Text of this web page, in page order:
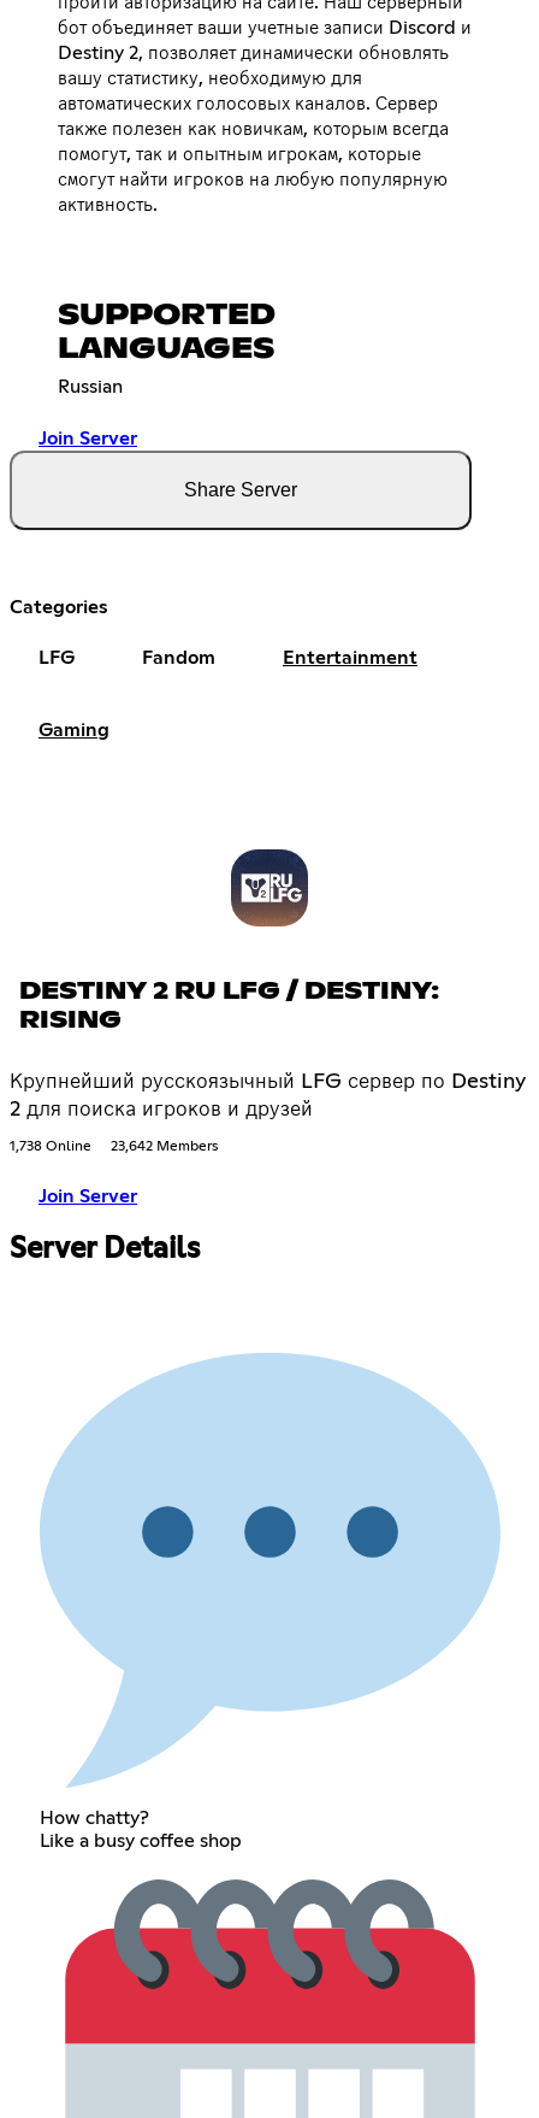
бот объединяет ваши учетные записи Discord и
Destiny 2, позволяет динамически обновлять
вашу статистику, необходимую для
автоматических голосовых каналов. Сервер
также полезен как новичкам, которым всегда
помогут, так и опытным игрокам, которые
смогут найти игроков на любую популярную
активность.
SUPPORTED
LANGUAGES
Russian
Join Server
Share Server
Categories
LFG Fandom Entertainment
Gaming
DESTINY 2 RU LFG / DESTINY:
RISING
Крупнейший русскоязычный LFG сервер по Destiny
2 для поиска игроков и друзей
1,738 Online 23,642 Members
Join Server
Server Details
How chatty?
Like a busy coffee shop